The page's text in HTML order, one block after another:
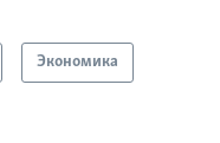
Экономика